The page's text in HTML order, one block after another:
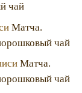
чай
Матча.
чай
Матча.
чай